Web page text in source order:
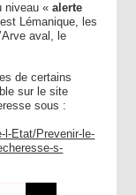
niveau «alerte
Lémanique, les
aval, le
de certains
sur le site
sous :
l-Etat/Prevenir-le-
s-